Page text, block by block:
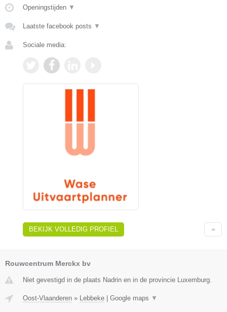
Openingstijden ▼
Laatste facebook posts ▼
Sociale media:
BEKIJK VOLLEDIG PROFIEL
Rouwcentrum Merckx bv
Niet gevestigd in de plaats Nadrin en in de provincie Luxemburg.
Oost-Vlaanderen » Lebbeke | Google maps ▼